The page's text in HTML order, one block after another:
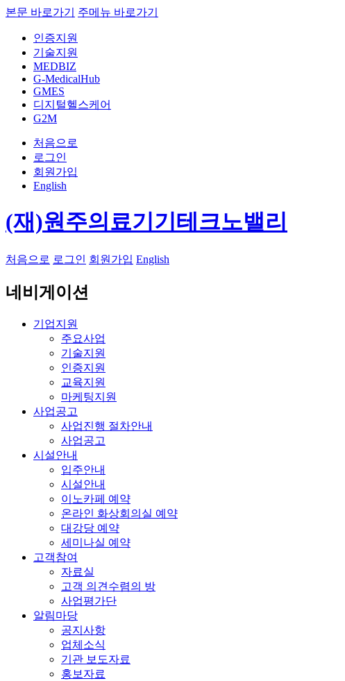
본문 바로가기 주메뉴 바로가기
인증지원
기술지원
MEDBIZ
G-MedicalHub
GMES
디지털헬스케어
G2M
처음으로
로그인
회원가입
English
(재)원주의료기기테크노밸리
처음으로 로그인 회원가입 English
네비게이션
기업지원
주요사업
기술지원
인증지원
교육지원
마케팅지원
사업공고
사업진행 절차안내
사업공고
시설안내
입주안내
시설안내
이노카페 예약
온라인 화상회의실 예약
대강당 예약
세미나실 예약
고객참여
자료실
고객 의견수렴의 방
사업평가단
알림마당
공지사항
업체소식
기관 보도자료
홍보자료